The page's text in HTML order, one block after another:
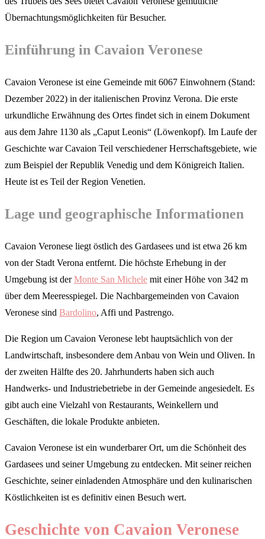
Übernachtungsmöglichkeiten für Besucher.
Einführung in Cavaion Veronese
Cavaion Veronese ist eine Gemeinde mit 6067 Einwohnern (Stand:
Dezember 2022) in der italienischen Provinz Verona. Die erste
urkundliche Erwähnung des Ortes findet sich in einem Dokument
aus dem Jahre 1130 als „Caput Leonis“ (Löwenkopf). Im Laufe der
Geschichte war Cavaion Teil verschiedener Herrschaftsgebiete, wie
zum Beispiel der Republik Venedig und dem Königreich Italien.
Heute ist es Teil der Region Venetien.
Lage und geographische Informationen
Cavaion Veronese liegt östlich des Gardasees und ist etwa 26 km
von der Stadt Verona entfernt. Die höchste Erhebung in der
Umgebung ist derMonte San Michele mit einer Höhe von 342 m
über dem Meeresspiegel. Die Nachbargemeinden von Cavaion
Veronese sind Bardolino, Affi und Pastrengo.
Die Region um Cavaion Veronese lebt hauptsächlich von der
Landwirtschaft, insbesondere dem Anbau von Wein und Oliven. In
der zweiten Hälfte des 20. Jahrhunderts haben sich auch
Handwerks- und Industriebetriebe in der Gemeinde angesiedelt. Es
gibt auch eine Vielzahl von Restaurants, Weinkellern und
Geschäften, die lokale Produkte anbieten.
Cavaion Veronese ist ein wunderbarer Ort, um die Schönheit des
Gardasees und seiner Umgebung zu entdecken. Mit seiner reichen
Geschichte, seiner einladenden Atmosphäre und den kulinarischen
Köstlichkeiten ist es definitiv einen Besuch wert.
Geschichte von Cavaion Veronese